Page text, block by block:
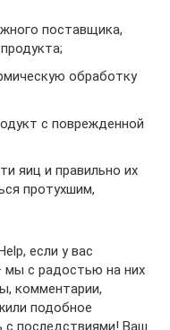
поставщика,
обработку
с поврежденной
яиц и правильно их
протухшим,
если у вас
мы с радостью на них
комментарии,
подобное
с последствиями! Ваш